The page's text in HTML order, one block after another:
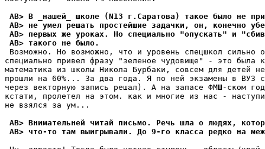
AB> В _нашей_ школе (N13 г.Саратова) такое было не
AB> не умел решать простейшие задачки, он, конечно
AB> первых же уроках. Но специально "опускать" и
AB> такого не было.
Возможно. Но возможно, что и уровень спецшкол сильно
специально привел фразу "зеленое чудовище" - это была
математика из школы Никола Бурбаки, совсем для детей
прошли на 60%... За два года. Я по ней экзамены в ВУЗ
через векторную запись решал). А на запасе ФМШ-ском
кстати, пролетел на этом. как и многие из нас -
не взялся за ум...
AB> Внимательней читай письмо. Речь шла о людях,
AB> что-то там выигрывали. До 9-го класса редко на